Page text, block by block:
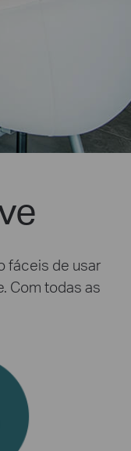
fáceis de usar
Com todas as